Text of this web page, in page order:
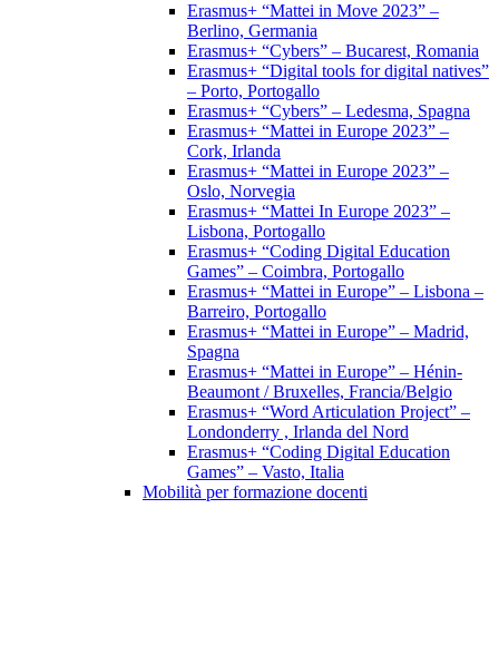
Erasmus+ “Mattei in Move 2023” –
Berlino, Germania
Erasmus+ “Cybers” – Bucarest, Romania
Erasmus+ “Digital tools for digital natives”
– Porto, Portogallo
Erasmus+ “Cybers” – Ledesma, Spagna
Erasmus+ “Mattei in Europe 2023” –
Cork, Irlanda
Erasmus+ “Mattei in Europe 2023” –
Oslo, Norvegia
Erasmus+ “Mattei In Europe 2023” –
Lisbona, Portogallo
Erasmus+ “Coding Digital Education
Games” – Coimbra, Portogallo
Erasmus+ “Mattei in Europe” – Lisbona –
Barreiro, Portogallo
Erasmus+ “Mattei in Europe” – Madrid,
Spagna
Erasmus+ “Mattei in Europe” – Hénin-
Beaumont / Bruxelles, Francia/Belgio
Erasmus+ “Word Articulation Project” –
Londonderry , Irlanda del Nord
Erasmus+ “Coding Digital Education
Games” – Vasto, Italia
Mobilità per formazione docenti